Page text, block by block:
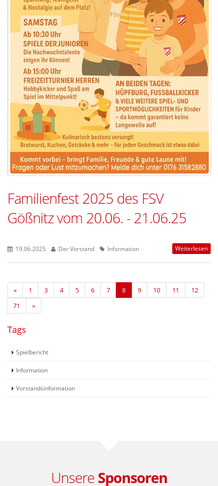
Familienfest 2025 des FSV
Gößnitz vom 20.06. - 21.06.25
19.06.2025 Der Vorstand Information Weiterlesen
« 1 3 4 5 6 7 8 9 10 11
12
71
»
Tags
Spielbericht
Information
Vorstandsinformation
Unsere Sponsoren